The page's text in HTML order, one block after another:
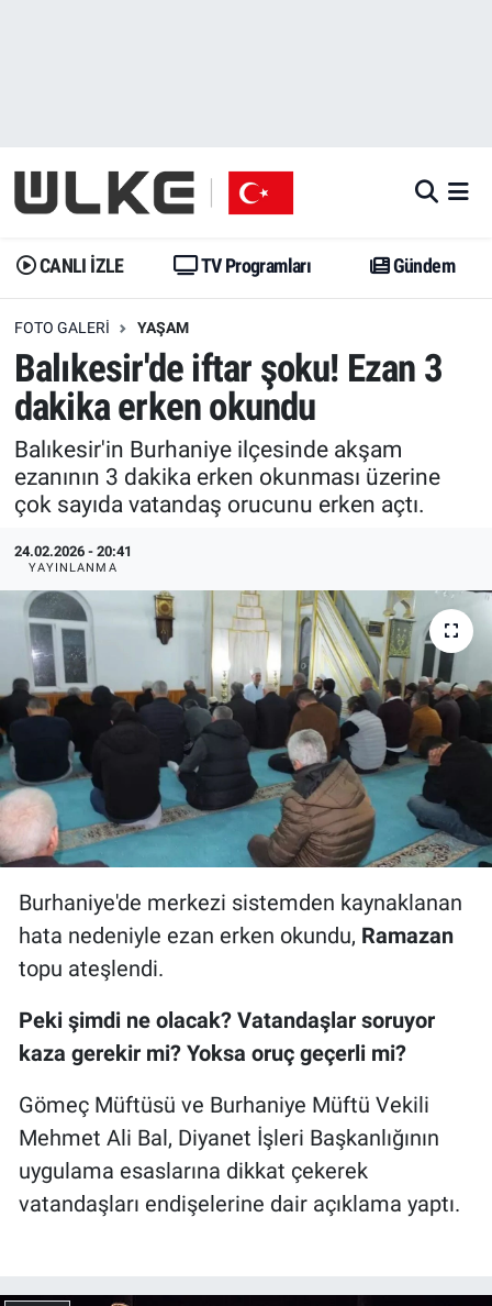
CANLI İZLE TV Programları Gündem
FOTO GALERI YAŞAM
Balıkesir'de iftar şoku! Ezan 3
dakika erken okundu
Balıkesir'in Burhaniye ilçesinde akşam
ezanının 3 dakika erken okunması üzerine
çok sayıda vatandaş orucunu erken açtı.
24.02.2026 - 20:41
YAYINLANMA
Burhaniye'de merkezi sistemden kaynaklanan
hata nedeniyle ezan erken okundu, Ramazan
topu ateşlendi.
Peki şimdi ne olacak? Vatandaşlar soruyor
kaza gerekir mi? Yoksa oruç geçerli mi?
Gömeç Müftüsü ve Burhaniye Müftü Vekili
Mehmet Ali Bal, Diyanet İşleri Başkanlığının
uygulama esaslarına dikkat çekerek
vatandaşları endişelerine dair açıklama yaptı.
Gündem
Dünya
Erişim Bilgileri
Ekonomi
Trend
Yazarlar
Gündem
Trend
Erişim Bilgileri
Spor
Ekonomi
Medya
Özel Haberler
Kadın
Erişim Bilgileri
Sağlık
Teknoloji
Ramazan
İstanbul Namaz Vakitleri
Trafik Durumu
Erişim Bilgileri
Tüm Manşetler
Son Dakika Haberleri